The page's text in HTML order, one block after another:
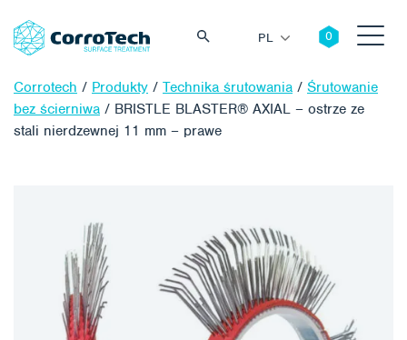
PL
Corrotech / Produkty / Technika śrutowania / Śrutowanie
bez ścierniwa / BRISTLE BLASTER® AXIAL – ostrze ze
stali nierdzewnej 11 mm – prawe